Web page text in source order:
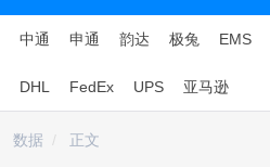
中通 申通 韵达 极兔 EMS
DHL FedEx UPS 亚马逊
数据 正文